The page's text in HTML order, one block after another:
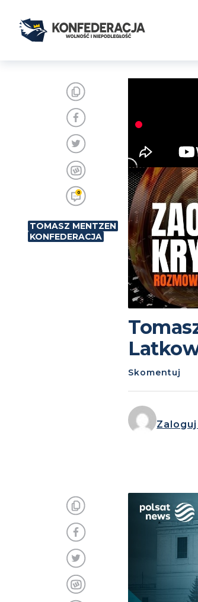
Skomentuj
0
TOMASZ MENTZEN
KONFEDERACJA